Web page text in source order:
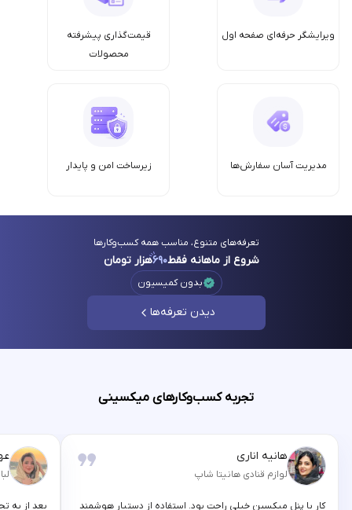
ویرایشگر حرفه‌ای صفحه اول
قیمت‌گذاری پیشرفته
محصولات
مدیریت آسان سفارش‌ها زیرساخت امن‌ و پایدار
تعرفه‌های متنوع، مناسب همه کسب‌وکارها
شروع از ماهانه فقط۶۹۰هزار تومان
بدون کمیسیون
دیدن تعرفه‌ها
تجربه کسب‌وکارهای میکسینی
هانیه اناری
لوازم قنادی هانیتا شاپ
کار با پنل میکسین خیلی راحت بود. استفاده از دستیار هوشمند
بعد از یه